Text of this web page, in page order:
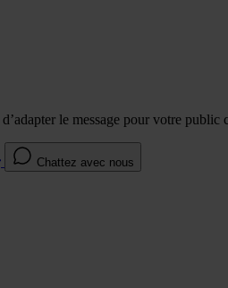
le message pour votre public
Chattez avec nous